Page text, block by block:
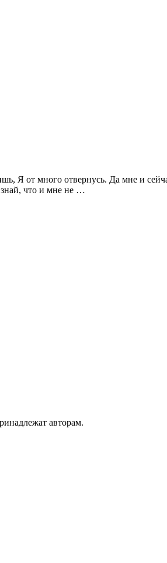
от много отвернусь. Да мне и
что и мне не …
авторам.